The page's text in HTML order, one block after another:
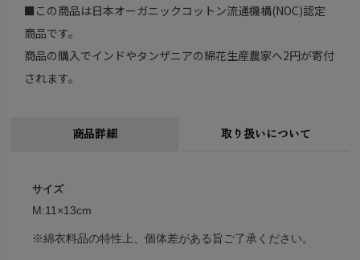
■この商品は日本オーガニックコットン流通機構(NOC)認定
商品です。
商品の購入でインドやタンザニアの綿花生産農家へ2円が寄付
されます。
商品詳細 取り扱いについて
サイズ
M:11×13cm
※綿衣料品の特性上、個体差がある旨ご了承ください。